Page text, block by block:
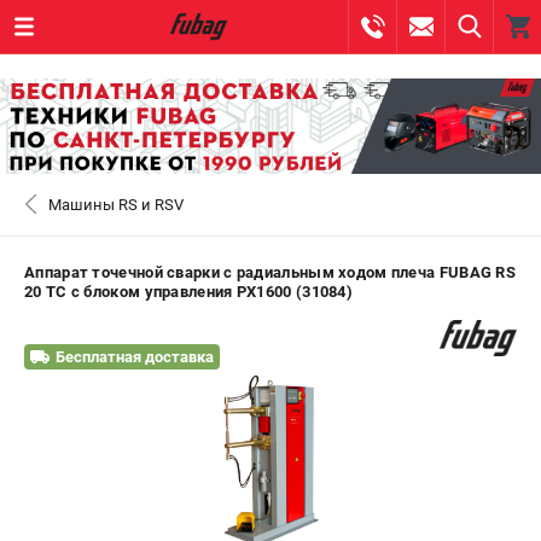
ВХОД ИЛИ РЕГИСТРАЦИЯ
+7 (8112) 59-10-67 - ЗАКАЗ ЗАПЧАСТЕЙ
+7 (812) 317-60-57
САНКТ-ПЕТЕРБУРГ
0 ₽
Машины RS и RSV
Аппарат точечной сварки c радиальным ходом плеча FUBAG RS
20 TC с блоком управления PX1600 (31084)
Бесплатная доставка